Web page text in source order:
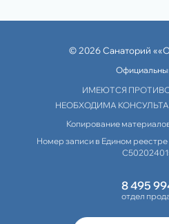
© 2026 Санаторий
ИМЕЮТСЯ
НЕОБХОДИМА
Копирование
Номер записи в Едином
8 495
отдел